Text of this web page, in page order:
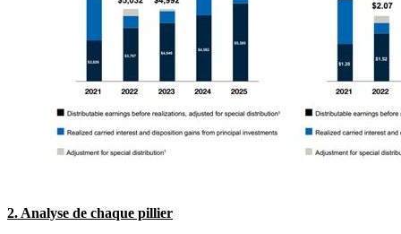
2. Analyse de chaque pillier